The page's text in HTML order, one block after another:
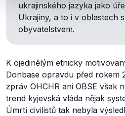
ukrajinského jazyka jako
Ukrajiny, a to i v oblastech
obyvatelstvem.
K ojedinělým etnicky
Donbase opravdu před rokem
zpráv OHCHR ani OBSE však
trend kyjevská vláda nějak
Úmrtí civilistů tak nebyla